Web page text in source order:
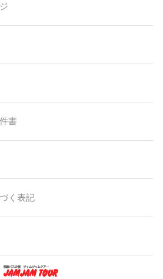
バス車内にトイレはついておりません。
なく変更になる場合があります。予約受
お支払い頂いた後に運賃が変更された場
ん。停留所または集合場所に時間までに
でもバス乗務員及び受付係員からのご連
を致します。尚、受付を済ませた後でも
い。
ない場合がございます。また、その為に
ください。
れる荷物は三辺（タテ・ヨコ・高さ）の
大きな荷物、ペット等はお断りしていま
注意ください。万一紛失、盗難等がござ
書
く表記